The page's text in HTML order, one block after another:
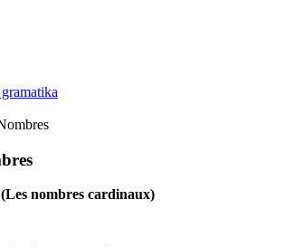
nombres cardinaux)